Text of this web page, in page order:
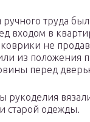
ручного труда
входом в
не
из положения
перед
рукоделия
старой одежды.